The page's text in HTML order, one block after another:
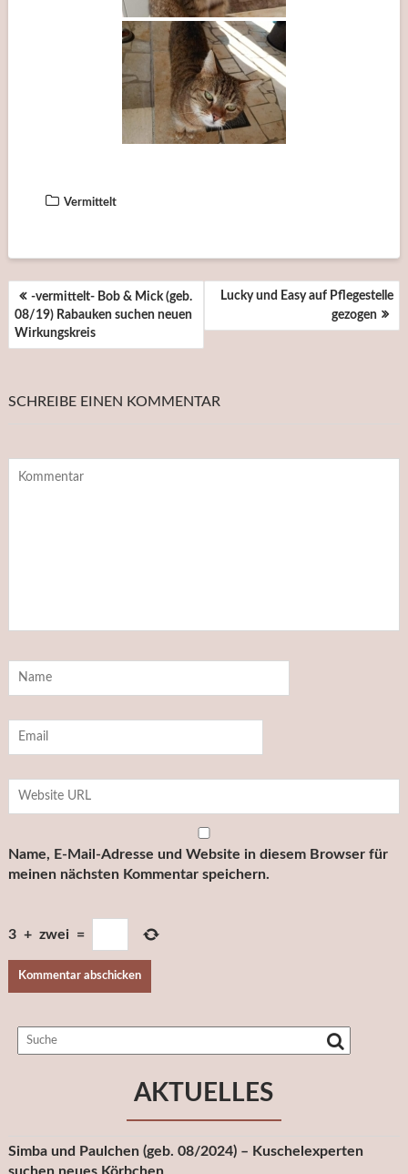
Vermittelt
BEITRAGSNAVIGATION
-vermittelt- Bob & Mick (geb.
08/19) Rabauken suchen neuen
Wirkungskreis
Lucky und Easy auf Pflegestelle
gezogen
SCHREIBE EINEN KOMMENTAR
Name, E-Mail-Adresse und Website in diesem Browser für
meinen nächsten Kommentar speichern.
3 + zwei =
AKTUELLES
Simba und Paulchen (geb. 08/2024) – Kuschelexperten